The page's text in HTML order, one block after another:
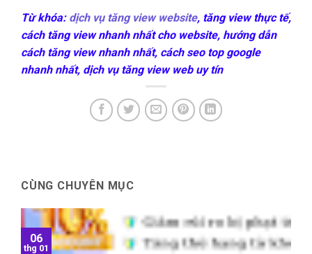
Từ khóa: dịch vụ tăng view website, tăng view thực tế,
cách tăng view nhanh nhất cho website, hướng dẫn
cách tăng view nhanh nhất, cách seo top google
nhanh nhất, dịch vụ tăng view web uy tín
CÙNG CHUYÊN MỤC
06
thg 01